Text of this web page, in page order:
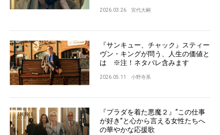
2026.03.26 宮代大嗣
『サンキュー、チャック』スティー
ヴン・キングが問う、人生の価値と
は ※注！ネタバレ含みます
2026.05.11 小野寺系
『プラダを着た悪魔２』“この仕事
が好き”と心から言える女性たちへ
の華やかな応援歌